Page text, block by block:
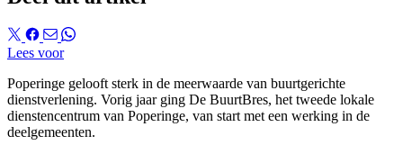
Lees voor
Poperinge gelooft sterk in de meerwaarde van buurtgerichte
dienstverlening. Vorig jaar ging De BuurtBres, het tweede lokale
dienstencentrum van Poperinge, van start met een werking in de
deelgemeenten.